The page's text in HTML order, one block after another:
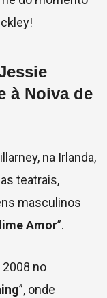
à Noiva de
na Irlanda,
teatrais,
masculinos
Amor”.
2008 no
”, onde